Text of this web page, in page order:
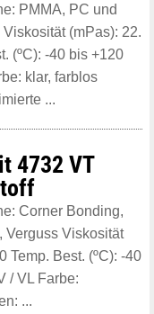
PMMA, PC und
(mPas): 22.
(ºC): -40 bis +120
klar, farblos
...
4732 VT
Corner Bonding,
Verguss Viskosität
Temp. Best. (ºC): -40
/ VL Farbe:
...